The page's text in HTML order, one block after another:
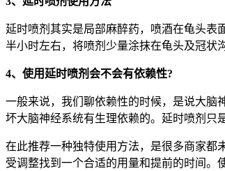
延时喷剂其实是局部麻醉药，喷酒在龟头表
半小时左右，将喷剂少量涂抹在龟头及冠状
4、使用延时喷剂会不会有依赖性?
一般来说，我们聊依赖性的时候，是说大脑
坏大脑神经系统有生理依赖的。延时喷剂只
在此推荐一种独特使用方法，是很多商家都
受调整找到一个合适的用量和提前的时间。